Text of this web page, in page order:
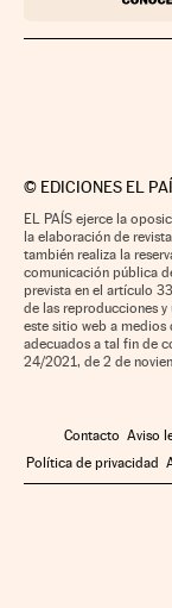
© EDICIONES EL
EL PAÍS ejerce la
la elaboración de
también realiza la
comunicación pública
prevista en el artículo
de las reproducciones y
este sitio web a medios
adecuados a tal fin de
24/2021, de 2 de
Contacto Aviso
Política de privacidad